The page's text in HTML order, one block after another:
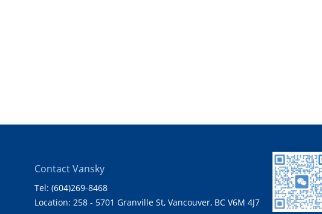
Contact Vansky
Tel: (604)269-8468
Location: 258 - 5701 Granville St, Vancouver, BC V6M 4J7